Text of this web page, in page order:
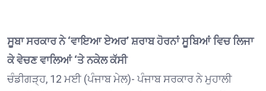
ਸੂਬਾ ਸਰਕਾਰ ਨੇ ‘ਵਾਇਆ ਏਅਰ’ ਸ਼ਰਾਬ ਹੋਰਨਾਂ ਸੂਬਿਆਂ ਵਿਚ ਲਿਜਾ
ਕੇ ਵੇਚਣ ਵਾਲਿਆਂ ‘ਤੇ ਨਕੇਲ ਕੱਸੀ
ਚੰਡੀਗੜ੍ਹ, 12 ਮਈ (ਪੰਜਾਬ ਮੇਲ)- ਪੰਜਾਬ ਸਰਕਾਰ ਨੇ ਮੁਹਾਲੀ